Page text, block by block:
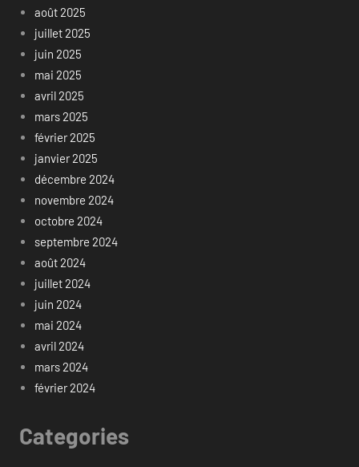
août 2025
juillet 2025
juin 2025
mai 2025
avril 2025
mars 2025
février 2025
janvier 2025
décembre 2024
novembre 2024
octobre 2024
septembre 2024
août 2024
juillet 2024
juin 2024
mai 2024
avril 2024
mars 2024
février 2024
Categories